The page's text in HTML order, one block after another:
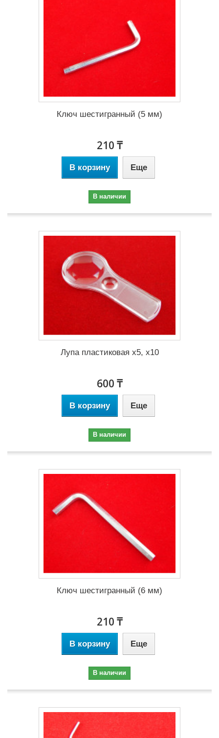
Ключ шестигранный (5 мм)
210 ₸
В корзину Еще
В наличии
Лупа пластиковая х5, х10
600 ₸
В корзину Еще
В наличии
Ключ шестигранный (6 мм)
210 ₸
В корзину Еще
В наличии